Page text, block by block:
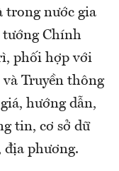
trong nước gia
Chính
phối hợp với
Truyền thông
hướng dẫn,
tin, cơ sở dữ
địa phương.